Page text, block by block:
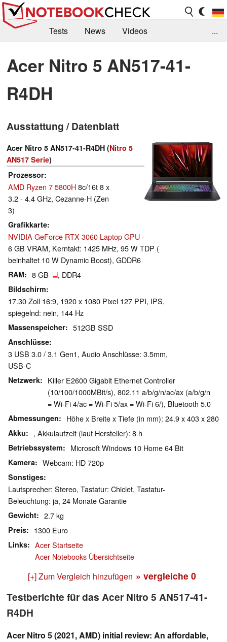
Tests News
Videos
Kaufberatung
Deals Suche
Jobs
Forum
...
Acer Nitro 5 AN517-41-
R4DH
Ausstattung / Datenblatt
Acer Nitro 5 AN517-41-R4DH (Nitro 5
AN517 Serie)
Prozessor
AMD Ryzen 7 5800H8c/16t 8 x
3.2 - 4.4 GHz, Cezanne-H (Zen
3)
Grafikkarte
NVIDIA GeForce RTX 3060 Laptop GPU-
6 GB VRAM, Kerntakt: 1425 MHz, 95 W TDP (
beinhaltet 10 W Dynamic Boost), GDDR6
RAM 8 GB , DDR4
Bildschirm
17.30 Zoll 16:9, 1920 x 1080 Pixel 127 PPI, IPS,
spiegelnd: nein, 144 Hz
Massenspeicher 512GB SSD
Anschlüsse
3 USB 3.0 / 3.1 Gen1, Audio Anschlüsse: 3.5mm,
USB-C
Netzwerk
Killer E2600 Gigabit Ethernet Controller
(10/100/1000MBit/s), 802.11 a/b/g/n/ac/ax (a/b/g/n
= Wi-Fi 4/ac = Wi-Fi 5/ax = Wi-Fi 6/), Bluetooth 5.0
Abmessungen Höhe x Breite x Tiefe (in mm): 24.9 x 403 x 280
Akku , Akkulaufzeit (laut Hersteller): 8 h
Betriebssystem Microsoft Windows 10 Home 64 Bit
Kamera Webcam: HD 720p
Sonstiges
Lautsprecher: Stereo, Tastatur: Chiclet, Tastatur-
Beleuchtung: ja, 24 Monate Garantie
Gewicht 2.7 kg
Preis 1300 Euro
Links
Acer Startseite
Acer Notebooks Übersichtseite
[+] Zum Vergleich hinzufügen » vergleiche 0
Testberichte für das Acer Nitro 5 AN517-41-
R4DH
Acer Nitro 5 (2021, AMD) initial review: An affordable,